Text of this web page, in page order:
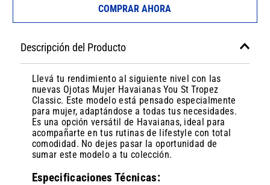
COMPRAR AHORA
Descripción del Producto
Llevá tu rendimiento al siguiente nivel con las
nuevas Ojotas Mujer Havaianas You St Tropez
Classic. Este modelo está pensado especialmente
para mujer, adaptándose a todas tus necesidades.
Es una opción versátil de Havaianas, ideal para
acompañarte en tus rutinas de lifestyle con total
comodidad. No dejes pasar la oportunidad de
sumar este modelo a tu colección.
Especificaciones Técnicas: